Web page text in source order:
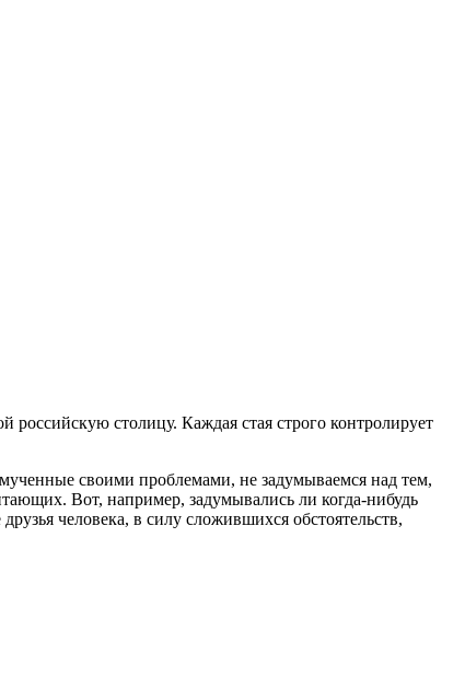
столицу. Каждая стая строго контролирует
своими проблемами, не задумываемся над тем,
Вот, например, задумывались ли когда-нибудь
человека, в силу сложившихся обстоятельств,